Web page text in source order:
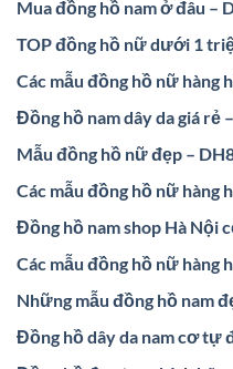
Mua đồng hồ nam ở đâu –
TOP đồng hồ nữ dưới 1
Các mẫu đồng hồ nữ hàng
Đồng hồ nam dây da giá rẻ
Mẫu đồng hồ nữ đẹp –
Các mẫu đồng hồ nữ hàng
Đồng hồ nam shop Hà Nội
Các mẫu đồng hồ nữ hàng
Những mẫu đồng hồ nam
Đồng hồ dây da nam cơ tự